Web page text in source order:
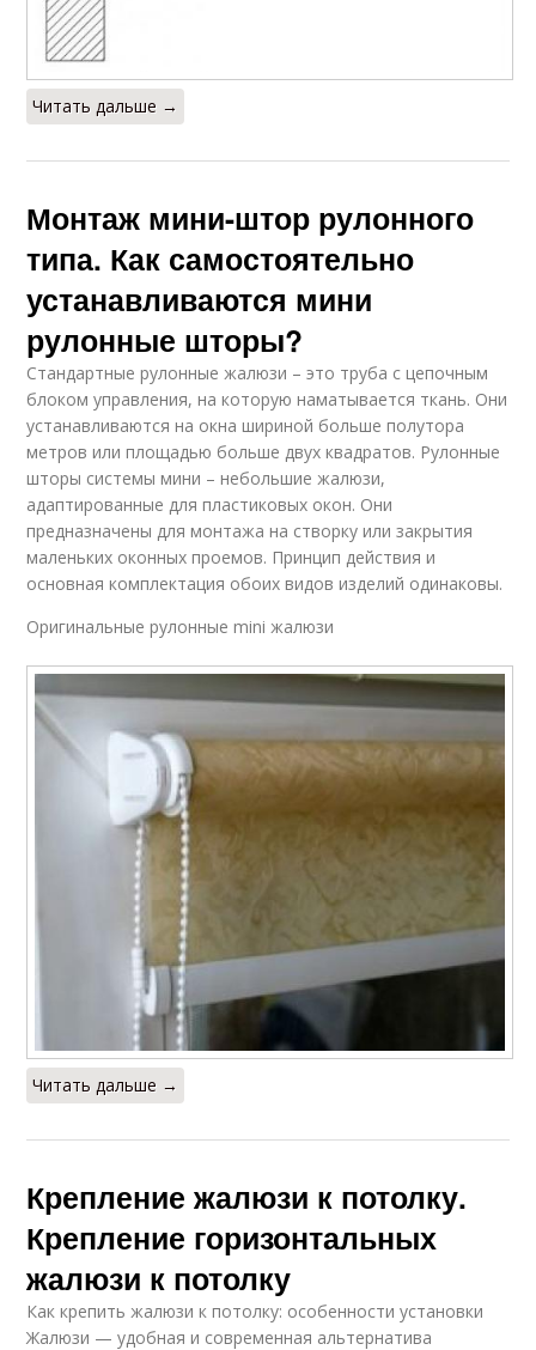
Читать дальше →
Монтаж мини-штор рулонного
типа. Как самостоятельно
устанавливаются мини
рулонные шторы?
Стандартные рулонные жалюзи – это труба с цепочным
блоком управления, на которую наматывается ткань. Они
устанавливаются на окна шириной больше полутора
метров или площадью больше двух квадратов. Рулонные
шторы системы мини – небольшие жалюзи,
адаптированные для пластиковых окон. Они
предназначены для монтажа на створку или закрытия
маленьких оконных проемов. Принцип действия и
основная комплектация обоих видов изделий одинаковы.
Оригинальные рулонные mini жалюзи
Читать дальше →
Крепление жалюзи к потолку.
Крепление горизонтальных
жалюзи к потолку
Как крепить жалюзи к потолку: особенности установки
Жалюзи — удобная и современная альтернатива